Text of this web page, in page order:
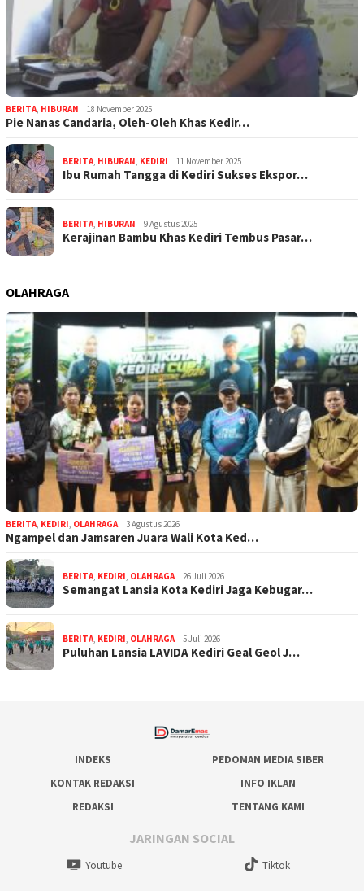
BERITA, HIBURAN 18 November 2025
Pie Nanas Candaria, Oleh-Oleh Khas Kedir…
BERITA, HIBURAN, KEDIRI 11 November 2025
Ibu Rumah Tangga di Kediri Sukses Ekspor…
BERITA, HIBURAN 9 Agustus 2025
Kerajinan Bambu Khas Kediri Tembus Pasar…
OLAHRAGA
BERITA, KEDIRI, OLAHRAGA 3 Agustus 2026
Ngampel dan Jamsaren Juara Wali Kota Ked…
BERITA, KEDIRI, OLAHRAGA 26 Juli 2026
Semangat Lansia Kota Kediri Jaga Kebugar…
BERITA, KEDIRI, OLAHRAGA 5 Juli 2026
Puluhan Lansia LAVIDA Kediri Geal Geol J…
INDEKS
PEDOMAN MEDIA SIBER
KONTAK REDAKSI
INFO IKLAN
REDAKSI
TENTANG KAMI
JARINGAN SOCIAL
Youtube Tiktok